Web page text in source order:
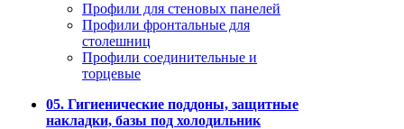
Профили для стеновых панелей
Профили фронтальные для
столешниц
Профили соединительные и
торцевые
05. Гигиенические поддоны, защитные
накладки, базы под холодильник